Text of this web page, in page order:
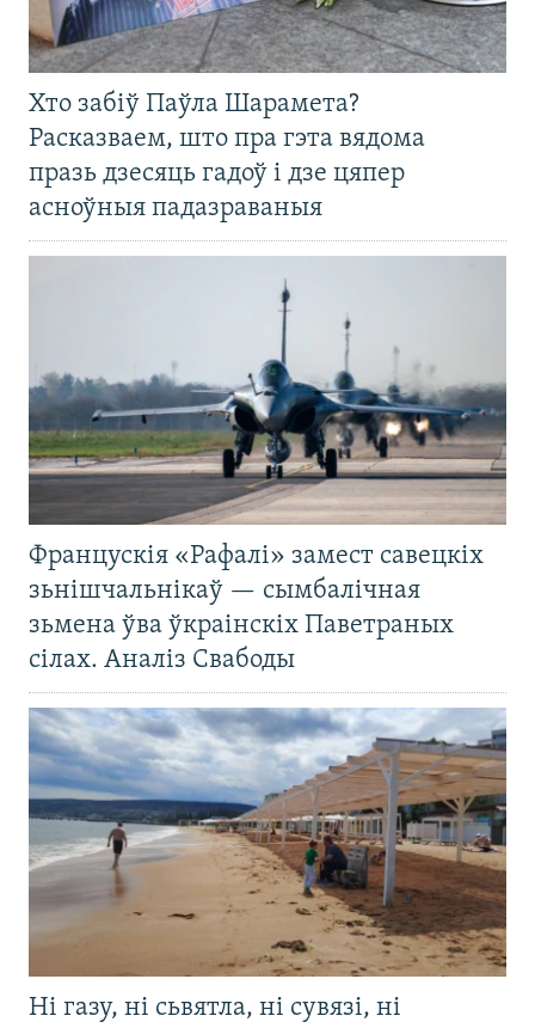
Хто забіў Паўла Шарамета?
Расказваем, што пра гэта вядома
празь дзесяць гадоў і дзе цяпер
асноўныя падазраваныя
Францускія «Рафалі» замест савецкіх
зьнішчальнікаў — сымбалічная
зьмена ўва ўкраінскіх Паветраных
сілах. Аналіз Свабоды
Ні газу, ні сьвятла, ні сувязі, ні